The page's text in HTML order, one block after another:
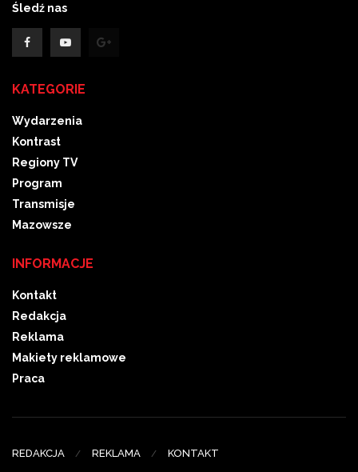
Śledź nas
KATEGORIE
Wydarzenia
Kontrast
Regiony TV
Program
Transmisje
Mazowsze
INFORMACJE
Kontakt
Redakcja
Reklama
Makiety reklamowe
Praca
REDAKCJA REKLAMA KONTAKT